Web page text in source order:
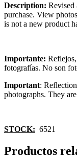
Description: Revised
purchase. View
is not a new product
Importante:
fotografías. No son
Important:
photographs. They
STOCK: 6521
Productos